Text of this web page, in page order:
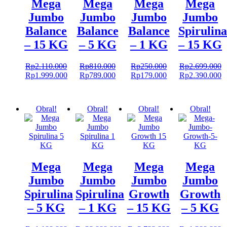
Mega
Jumbo
Balance
– 15 KG
Rp2.110.000
Harga
Rp1.999.000Harga
Rp1.999.000.
Mega
Jumbo
Balance
– 5 KG
Rp810.000
Harga
Rp789.000Harga
Rp789.000.
Mega
Jumbo
Balance
– 1 KG
Rp250.000
Harga
Rp179.000Harga
Rp179.000.
Mega
Jumbo
Spirulina
– 15 KG
Rp2.699.000
Harga
Rp2.390.000
Obral!
Mega
Jumbo
Spirulina
– 5 KG
Obral!
Mega
Jumbo
Spirulina
– 1 KG
Obral!
Mega
Jumbo
Growth
– 15 KG
Obral!
Mega
Jumbo
Growth
– 5 KG